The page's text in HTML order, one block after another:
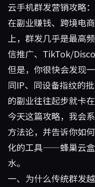
云手机群发营销攻略
在副业赚钱、跨境电
上，群发几乎是最高
信推广、TikTok/
但是，你很快会发现
同IP、同设备指纹的
的副业往往起步就卡
今天这篇攻略，我会
方法论，并告诉你如
化的工具——蜂巢云盒
水。
一、为什么传统群发